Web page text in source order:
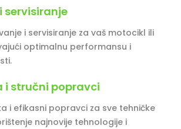
servisiranje
i servisiranje za vaš motocikl ili
optimalnu performansu i
i stručni popravci
i efikasni popravci za sve tehničke
najnovije tehnologije i